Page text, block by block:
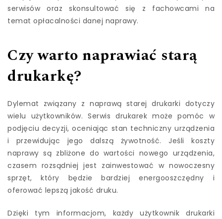
serwisów oraz skonsultować się z fachowcami na
temat opłacalności danej naprawy.
Czy warto naprawiać starą
drukarkę?
Dylemat związany z naprawą starej drukarki dotyczy
wielu użytkowników. Serwis drukarek może pomóc w
podjęciu decyzji, oceniając stan techniczny urządzenia
i przewidując jego dalszą żywotność. Jeśli koszty
naprawy są zbliżone do wartości nowego urządzenia,
czasem rozsądniej jest zainwestować w nowoczesny
sprzęt, który będzie bardziej energooszczędny i
oferować lepszą jakość druku.
Dzięki tym informacjom, każdy użytkownik drukarki